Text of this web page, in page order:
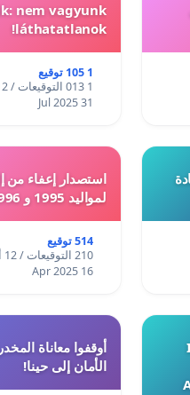
nem vagyunk
láthatatlanok!
1 105 توقيع
1 013 التوقيعات / 12 أشهر
31 Jul 2025
استصدار إعفاء من
لمواليد 1995 و 1996 بالجزائر
514 توقيع
210 التوقيعات / 12 أشهر
16 Apr 2025
الأمان إلى حينا!